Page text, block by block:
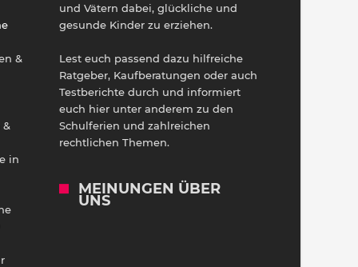
&
&
in
und Vätern dabei, glückliche und
gesunde Kinder zu erziehen.
Lest euch passend dazu hilfreiche
Ratgeber, Kaufberatungen oder auch
Testberichte durch und informiert
euch hier unter anderem zu den
Schulferien und zahlreichen
rechtlichen Themen.
MEINUNGEN ÜBER
UNS